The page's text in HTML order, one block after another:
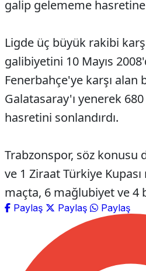
galip gelememe
Ligde üç büyük rakibi
galibiyetini 10 Mayıs
Fenerbahçe'ye karşı alan
Galatasaray'ı yenerek
hasretini sonlandırdı.
Trabzonspor, söz konusu
ve 1 Ziraat Türkiye
maçta, 6 mağlubiyet ve 4
Paylaş Paylaş Paylaş